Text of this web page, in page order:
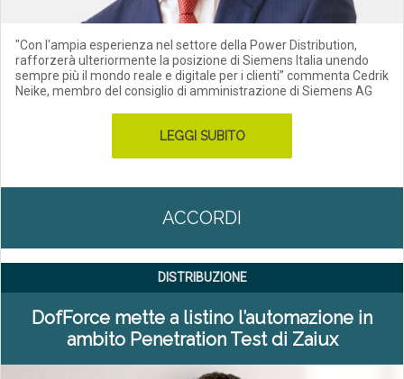
"Con l'ampia esperienza nel settore della Power Distribution,
rafforzerà ulteriormente la posizione di Siemens Italia unendo
sempre più il mondo reale e digitale per i clienti” commenta Cedrik
Neike, membro del consiglio di amministrazione di Siemens AG
LEGGI SUBITO
ACCORDI
DISTRIBUZIONE
DofForce mette a listino l’automazione in
ambito Penetration Test di Zaiux